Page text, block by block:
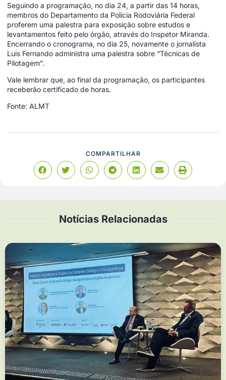
Seguindo a programação, no dia 24, a partir das 14 horas,
membros do Departamento da Polícia Rodoviária Federal
proferem uma palestra para exposição sobre estudos e
levantamentos feito pelo órgão, através do Inspetor Miranda.
Encerrando o cronograma, no dia 25, novamente o jornalista
Luis Fernando administra uma palestra sobre “Técnicas de
Pilotagem”.
Vale lembrar que, ao final da programação, os participantes
receberão certificado de horas.
Fonte: ALMT
COMPARTILHAR
Notícias Relacionadas